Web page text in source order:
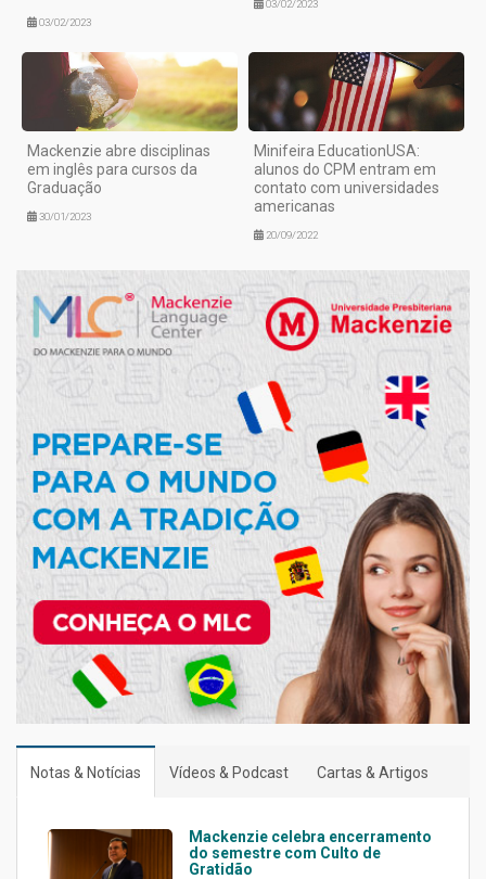
03/02/2023
03/02/2023
Mackenzie abre disciplinas
em inglês para cursos da
Graduação
30/01/2023
Minifeira EducationUSA:
alunos do CPM entram em
contato com universidades
americanas
20/09/2022
Notas & Notícias Vídeos & Podcast Cartas & Artigos
Mackenzie celebra encerramento
do semestre com Culto de
Gratidão